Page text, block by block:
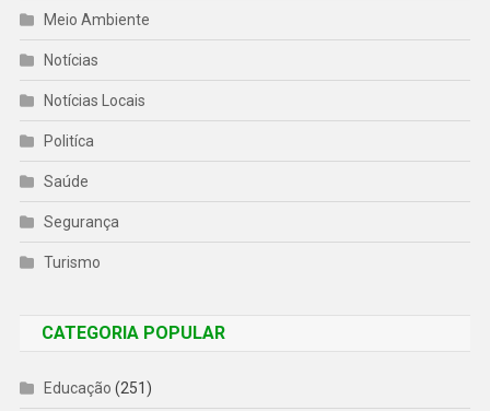
Meio Ambiente
Notícias
Notícias Locais
Politíca
Saúde
Segurança
Turismo
CATEGORIA POPULAR
Educação (251)